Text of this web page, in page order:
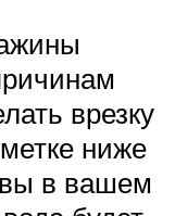
врезку
ниже
в вашем